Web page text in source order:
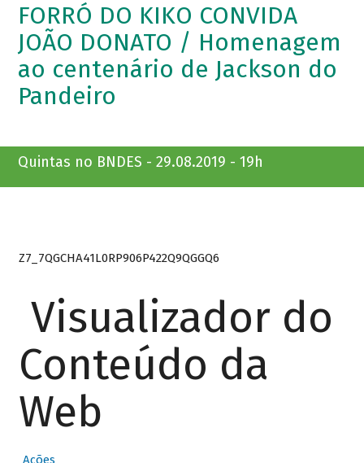
FORRÓ DO KIKO CONVIDA
JOÃO DONATO / Homenagem
ao centenário de Jackson do
Pandeiro
Quintas no BNDES - 29.08.2019 - 19h
Z7_7QGCHA41L0RP906P422Q9QGGQ6
Visualizador do
Conteúdo da
Web